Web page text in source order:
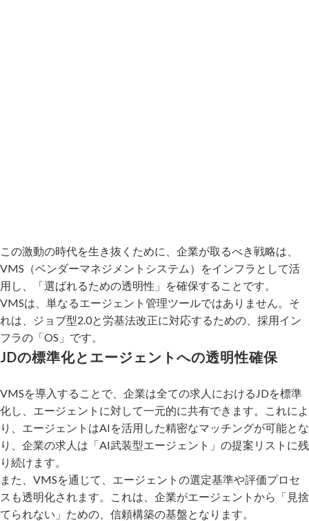
この激動の時代を生き抜くために、企業が取るべき戦略は、
VMS（ベンダーマネジメントシステム）をインフラとして活
用し、「選ばれるための透明性」を確保することです。
VMSは、単なるエージェント管理ツールではありません。そ
れは、ジョブ型2.0と労基法改正に対応するための、採用イン
フラの「OS」です。
JDの標準化とエージェントへの透明性確保
VMSを導入することで、企業は全ての求人におけるJDを標準
化し、エージェントに対して一元的に共有できます。これによ
り、エージェントはAIを活用した精密なマッチングが可能とな
り、企業の求人は「AI武装型エージェント」の提案リストに残
り続けます。
また、VMSを通じて、エージェントの選定基準や評価プロセ
スも透明化されます。これは、企業がエージェントから「見捨
てられない」ための、信頼構築の基盤となります。